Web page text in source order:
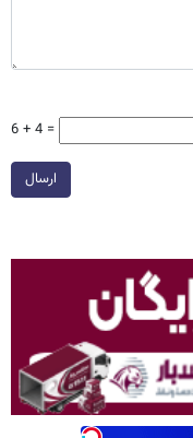
6 + 4 =
ارسال